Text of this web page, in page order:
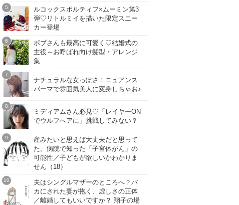
ルコックスポルティフ×ムーミン第3
弾♡リトルミイを描いた限定スニー
カー登場
ボブさんも最高に可愛く♡結婚式の
主役～お呼ばれ向け髪型・アレンジ
集
ナチュラルな女っぽさ！ニュアンス
パーマで雰囲気美人に変身しちゃお♪
ミディアムさん必見♡「レイヤーON
でウルフへアに」挑戦してみない？
産みたいと思えば大丈夫だと思って
た。病院で知った「子宮体がん」の
可能性／子どもが欲しいかわかりま
せん（18）
夫はシングルマザーのところへ？バ
カにされた妻が抱く、虚しさの正体
／離婚してもいいですか？ 翔子の場